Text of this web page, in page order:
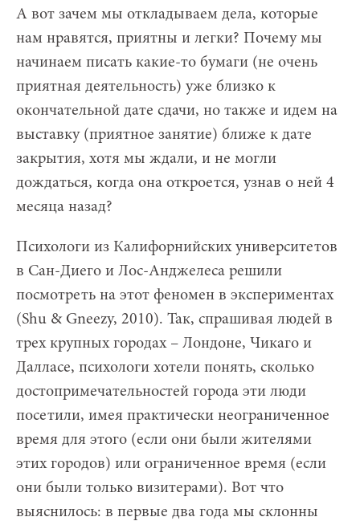
А вот зачем мы откладываем дела, которые
нам нравятся, приятны и легки? Почему мы
начинаем писать какие-то бумаги (не очень
приятная деятельность) уже близко к
окончательной дате сдачи, но также и идем на
выставку (приятное занятие) ближе к дате
закрытия, хотя мы ждали, и не могли
дождаться, когда она откроется, узнав о ней 4
месяца назад?
Психологи из Калифорнийских университетов
в Сан-Диего и Лос-Анджелеса решили
посмотреть на этот феномен в экспериментах
(Shu & Gneezy, 2010). Так, спрашивая людей в
трех крупных городах – Лондоне, Чикаго и
Далласе, психологи хотели понять, сколько
достопримечательностей города эти люди
посетили, имея практически неограниченное
время для этого (если они были жителями
этих городов) или ограниченное время (если
они были только визитерами). Вот что
выяснилось: в первые два года мы склонны